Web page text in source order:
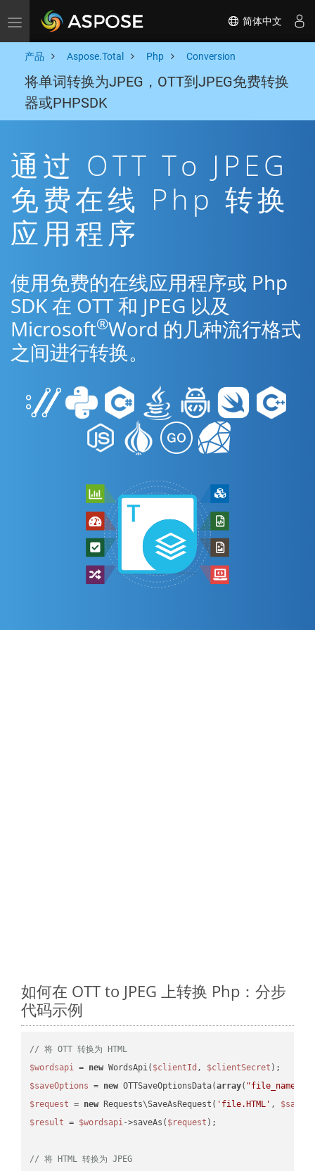
Toggle navigation 简体中文
产品 Aspose.Total Php Conversion
将单词转换为JPEG，OTT到JPEG免费转换
器或PHPSDK
通过 OTT To JPEG
免费在线 Php 转换
应用程序
使用免费的在线应用程序或 Php
SDK 在 OTT 和 JPEG 以及
Microsoft®Word 的几种流行格式
之间进行转换。
如何在 OTT to JPEG 上转换 Php：分步
代码示例
// 将 OTT 转换为 HTML
$wordsapi = new WordsApi( $clientId , $clientSecret
$saveOptions = new OTTSaveOptionsData(array( "file_name"
$request = new Requests\SaveAsRequest( 'file.HTML' ,
$result = $wordsapi->saveAs( $request );
// 将 HTML 转换为 JPEG